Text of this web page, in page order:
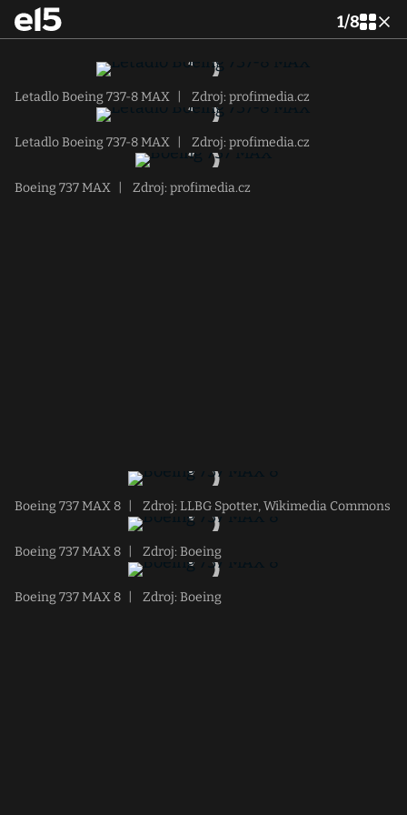
1/8
Letadlo Boeing 737-8 MAX Zdroj: profimedia.cz
Letadlo Boeing 737-8 MAX Zdroj: profimedia.cz
Boeing 737 MAX Zdroj: profimedia.cz
Boeing 737 MAX 8 Zdroj: LLBG Spotter, Wikimedia Commons
Boeing 737 MAX 8 Zdroj: Boeing
Boeing 737 MAX 8 Zdroj: Boeing